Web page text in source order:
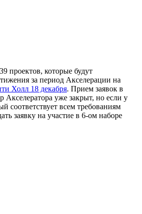
проектов, которые будут
за период Акселерации на
Холл 18 декабря. Прием заявок в
уже закрыт, но если у
соответствует всем требованиям
заявку на участие в 6-ом наборе